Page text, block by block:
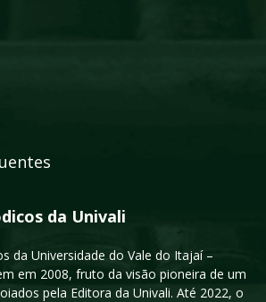
da Univali
da Universidade do Vale do Itajaí –
em 2008, fruto da visão pioneira de um
pela Editora da Univali. Até 2022, o